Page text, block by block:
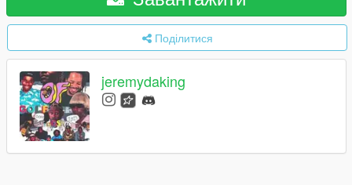
Поділитися
jeremydaking